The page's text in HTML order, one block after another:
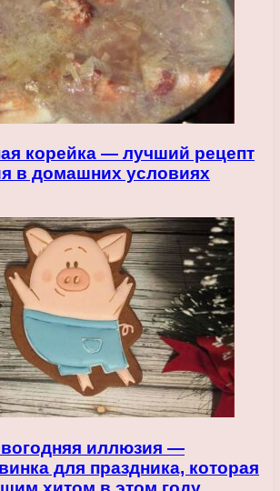
корейка — лучший рецепт
в домашних условиях
иллюзия —
для праздника, которая